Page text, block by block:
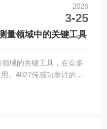
破损，仪表无受潮、损
电流类型（交流
对应档位；未知电流大小
步下调，禁止直接...
2026
3-25
量领域中的关键工具
域的关键工具，在众多
。4027传感功率计的基
称作功率计探头，其功